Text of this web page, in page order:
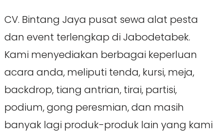
CV. Bintang Jaya pusat sewa alat pesta
dan event terlengkap di Jabodetabek.
Kami menyediakan berbagai keperluan
acara anda, meliputi tenda, kursi, meja,
backdrop, tiang antrian, tirai, partisi,
podium, gong peresmian, dan masih
banyak lagi produk-produk lain yang kami